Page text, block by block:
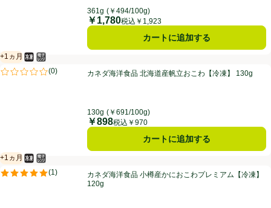
361g (￥494/100g)
価格
￥1,780税込￥1,923
カートに追加する
カネダ海洋食品 北海道産帆立おこわ【冷凍】 130g
+1ヵ月
賞味・消費期限保証：1ヵ月
冷凍食品
電子レンジ使用可
(0)
評価は0件のレビューで5点中0.0点。カネダ海洋食品 北海道産帆立おこわ【冷凍】 130g
130g (￥691/100g)
価格
￥898税込￥970
カートに追加する
カネダ海洋食品 小樽産かにおこわプレミアム【冷凍】 120g
+1ヵ月
賞味・消費期限保証：1ヵ月
冷凍食品
電子レンジ使用可
(1)
評価は1件のレビューで5点中5.0点。カネダ海洋食品 小樽産かにおこわプレミアム【冷凍】
120g